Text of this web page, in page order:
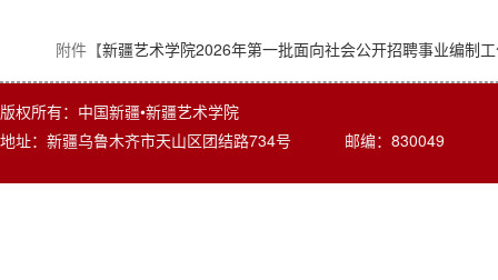
附件【新疆艺术学院2026年第一批面向社会公开招聘事业编制
版权所有：中国新疆•新疆艺术学院
地址：新疆乌鲁木齐市天山区团结路734号 邮编：830049